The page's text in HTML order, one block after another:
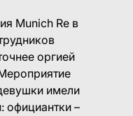
Munich Re в
оргией
имели
официантки –